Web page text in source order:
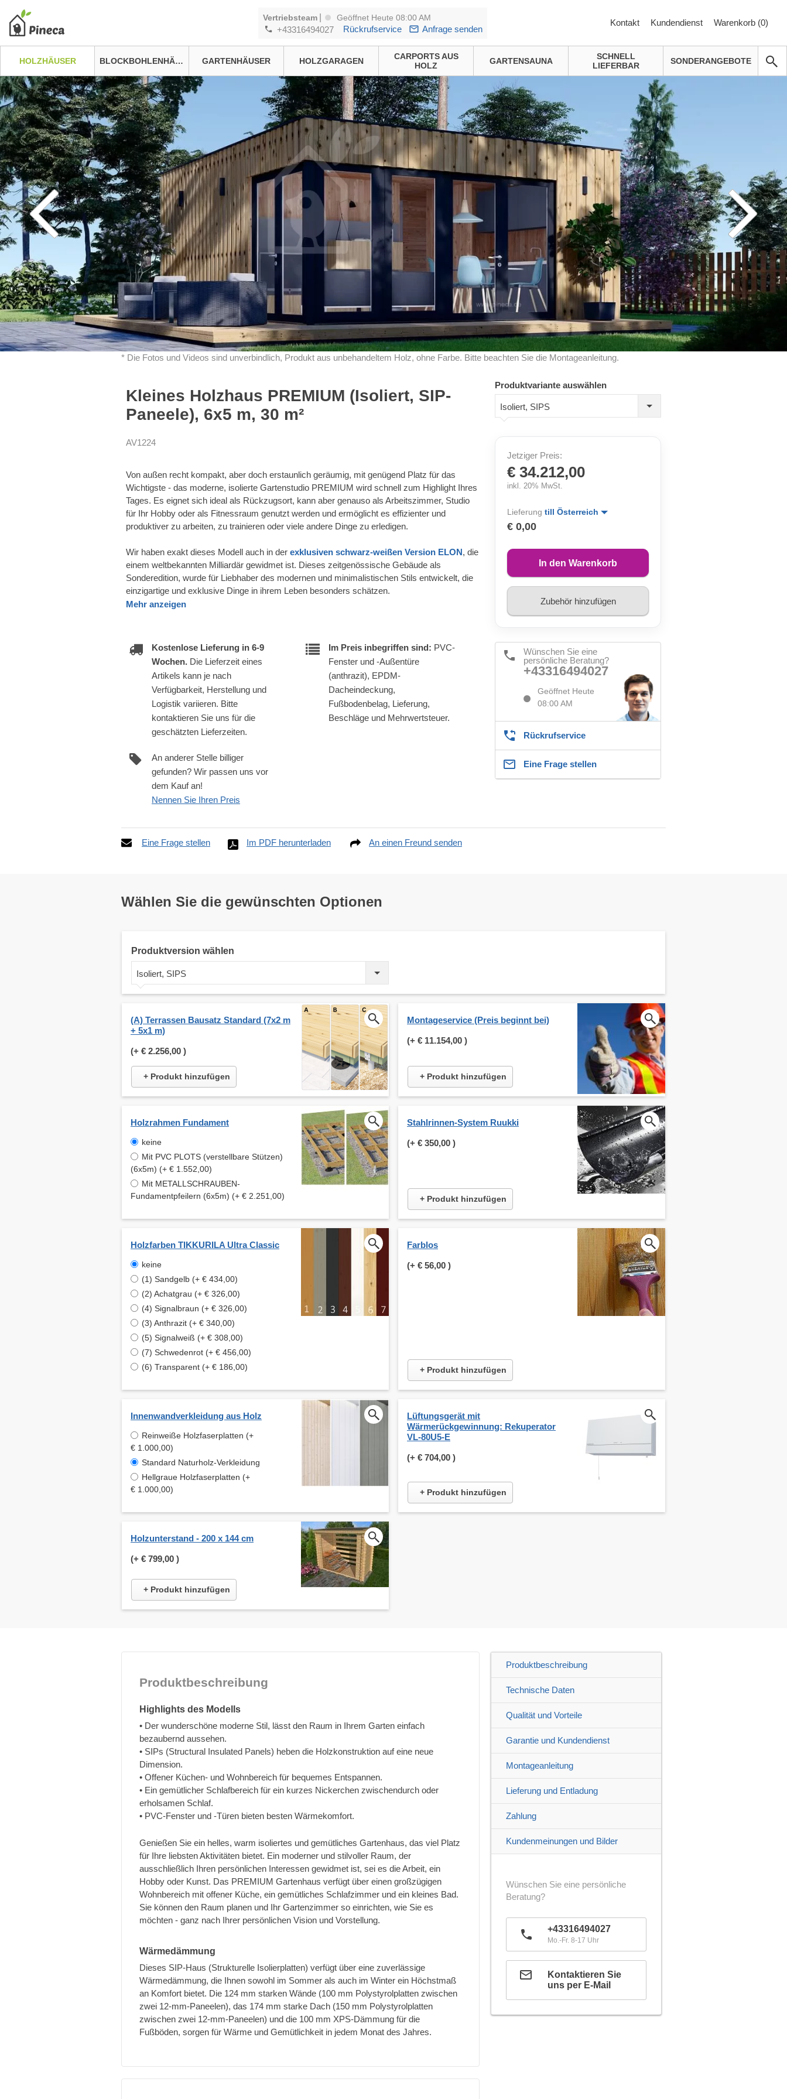
Vertriebsteam Geöffnet Heute 08:00 AM
+43316494027 Rückrufservice Anfrage senden
Kontakt Kundendienst Warenkorb (0)
HOLZHÄUSER BLOCKBOHLENHÄUSER GARTENHÄUSER HOLZGARAGEN
CARPORTS AUS
HOLZ
GARTENSAUNA
SCHNELL
LIEFERBAR
SONDERANGEBOTE
* Die Fotos und Videos sind unverbindlich, Produkt aus unbehandeltem Holz, ohne Farbe. Bitte beachten Sie die Montageanleitung.
Kleines Holzhaus PREMIUM (Isoliert, SIP-
Paneele), 6x5 m, 30 m²
AV1224
Von außen recht kompakt, aber doch erstaunlich geräumig, mit genügend Platz für das
Wichtigste - das moderne, isolierte Gartenstudio PREMIUM wird schnell zum Highlight Ihres
Tages. Es eignet sich ideal als Rückzugsort, kann aber genauso als Arbeitszimmer, Studio
für Ihr Hobby oder als Fitnessraum genutzt werden und ermöglicht es effizienter und
produktiver zu arbeiten, zu trainieren oder viele andere Dinge zu erledigen.
Wir haben exakt dieses Modell auch in der exklusiven schwarz-weißen Version ELON, die
einem weltbekannten Milliardär gewidmet ist. Dieses zeitgenössische Gebäude als
Sonderedition, wurde für Liebhaber des modernen und minimalistischen Stils entwickelt, die
einzigartige und exklusive Dinge in ihrem Leben besonders schätzen.
Mehr anzeigen
Kostenlose Lieferung in 6-9
Wochen. Die Lieferzeit eines
Artikels kann je nach
Verfügbarkeit, Herstellung und
Logistik variieren. Bitte
kontaktieren Sie uns für die
geschätzten Lieferzeiten.
Im Preis inbegriffen sind: PVC-
Fenster und -Außentüre
(anthrazit), EPDM-
Dacheindeckung,
Fußbodenbelag, Lieferung,
Beschläge und Mehrwertsteuer.
An anderer Stelle billiger
gefunden? Wir passen uns vor
dem Kauf an!
Nennen Sie Ihren Preis
Produktvariante auswählen
Isoliert, SIPS
Jetziger Preis:
€ 34.212,00
inkl. 20% MwSt.
Lieferung till Österreich
€ 0,00
In den Warenkorb
Zubehör hinzufügen
Wünschen Sie eine
persönliche Beratung?
+43316494027
Geöffnet Heute
08:00 AM
Rückrufservice
Eine Frage stellen
Eine Frage stellen Im PDF herunterladen An einen Freund senden
Wählen Sie die gewünschten Optionen
Produktversion wählen
Isoliert, SIPS
(A) Terrassen Bausatz Standard (7x2 m
+ 5x1 m)
(+ € 2.256,00 )
+ Produkt hinzufügen
Montageservice (Preis beginnt bei)
(+ € 11.154,00 )
+ Produkt hinzufügen
Holzrahmen Fundament
keine
Mit PVC PLOTS (verstellbare Stützen)
(6x5m) (+ € 1.552,00)
Mit METALLSCHRAUBEN-
Fundamentpfeilern (6x5m) (+ € 2.251,00)
Stahlrinnen-System Ruukki
(+ € 350,00 )
+ Produkt hinzufügen
Holzfarben TIKKURILA Ultra Classic
keine
(1) Sandgelb (+ € 434,00)
(2) Achatgrau (+ € 326,00)
(4) Signalbraun (+ € 326,00)
(3) Anthrazit (+ € 340,00)
(5) Signalweiß (+ € 308,00)
(7) Schwedenrot (+ € 456,00)
(6) Transparent (+ € 186,00)
Farblos
(+ € 56,00 )
+ Produkt hinzufügen
Innenwandverkleidung aus Holz
Reinweiße Holzfaserplatten (+
€ 1.000,00)
Standard Naturholz-Verkleidung
Hellgraue Holzfaserplatten (+
€ 1.000,00)
Lüftungsgerät mit
Wärmerückgewinnung: Rekuperator
VL-80U5-E
(+ € 704,00 )
+ Produkt hinzufügen
Holzunterstand - 200 x 144 cm
(+ € 799,00 )
+ Produkt hinzufügen
Produktbeschreibung
Highlights des Modells
• Der wunderschöne moderne Stil, lässt den Raum in Ihrem Garten einfach
bezaubernd aussehen.
• SIPs (Structural Insulated Panels) heben die Holzkonstruktion auf eine neue
Dimension.
• Offener Küchen- und Wohnbereich für bequemes Entspannen.
• Ein gemütlicher Schlafbereich für ein kurzes Nickerchen zwischendurch oder
erholsamen Schlaf.
• PVC-Fenster und -Türen bieten besten Wärmekomfort.
Genießen Sie ein helles, warm isoliertes und gemütliches Gartenhaus, das viel Platz
für Ihre liebsten Aktivitäten bietet. Ein moderner und stilvoller Raum, der
ausschließlich Ihren persönlichen Interessen gewidmet ist, sei es die Arbeit, ein
Hobby oder Kunst. Das PREMIUM Gartenhaus verfügt über einen großzügigen
Wohnbereich mit offener Küche, ein gemütliches Schlafzimmer und ein kleines Bad.
Sie können den Raum planen und Ihr Gartenzimmer so einrichten, wie Sie es
möchten - ganz nach Ihrer persönlichen Vision und Vorstellung.
Wärmedämmung
Dieses SIP-Haus (Strukturelle Isolierplatten) verfügt über eine zuverlässige
Wärmedämmung, die Ihnen sowohl im Sommer als auch im Winter ein Höchstmaß
an Komfort bietet. Die 124 mm starken Wände (100 mm Polystyrolplatten zwischen
zwei 12-mm-Paneelen), das 174 mm starke Dach (150 mm Polystyrolplatten
zwischen zwei 12-mm-Paneelen) und die 100 mm XPS-Dämmung für die
Fußböden, sorgen für Wärme und Gemütlichkeit in jedem Monat des Jahres.
Produktbeschreibung
Technische Daten
Qualität und Vorteile
Garantie und Kundendienst
Montageanleitung
Lieferung und Entladung
Zahlung
Kundenmeinungen und Bilder
Wünschen Sie eine persönliche
Beratung?
+43316494027
Mo.-Fr. 8-17 Uhr
Kontaktieren Sie
uns per E-Mail